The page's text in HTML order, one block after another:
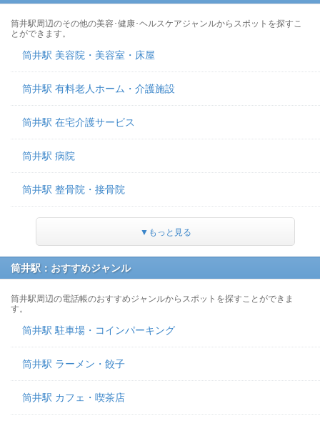
筒井駅周辺のその他の美容･健康･ヘルスケアジャンルからスポットを探すこ
とができます。
筒井駅 美容院・美容室・床屋
筒井駅 有料老人ホーム・介護施設
筒井駅 在宅介護サービス
筒井駅 病院
筒井駅 整骨院・接骨院
▼もっと見る
筒井駅：おすすめジャンル
筒井駅周辺の電話帳のおすすめジャンルからスポットを探すことができま
す。
筒井駅 駐車場・コインパーキング
筒井駅 ラーメン・餃子
筒井駅 カフェ・喫茶店